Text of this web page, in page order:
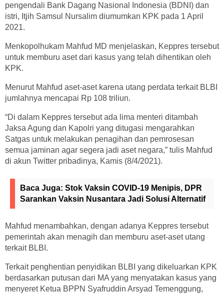
pengendali Bank Dagang Nasional Indonesia (BDNI) dan
istri, Itjih Samsul Nursalim diumumkan KPK pada 1 April
2021.
Menkopolhukam Mahfud MD menjelaskan, Keppres tersebut
untuk memburu aset dari kasus yang telah dihentikan oleh
KPK.
Menurut Mahfud aset-aset karena utang perdata terkait BLBI
jumlahnya mencapai Rp 108 triliun.
“Di dalam Keppres tersebut ada lima menteri ditambah
Jaksa Agung dan Kapolri yang ditugasi mengarahkan
Satgas untuk melakukan penagihan dan pemrosesan
semua jaminan agar segera jadi aset negara,” tulis Mahfud
di akun Twitter pribadinya, Kamis (8/4/2021).
Baca Juga: Stok Vaksin COVID-19 Menipis, DPR
Sarankan Vaksin Nusantara Jadi Solusi Alternatif
Mahfud menambahkan, dengan adanya Keppres tersebut
pemerintah akan menagih dan memburu aset-aset utang
terkait BLBI.
Terkait penghentian penyidikan BLBI yang dikeluarkan KPK
berdasarkan putusan dari MA yang menyatakan kasus yang
menyeret Ketua BPPN Syafruddin Arsyad Temenggung,